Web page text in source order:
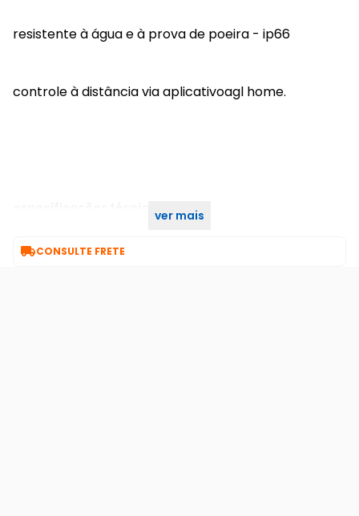
resistente à água e à prova de poeira - ip66
controle à distância via aplicativoagl home.
ver mais
CONSULTE FRETE